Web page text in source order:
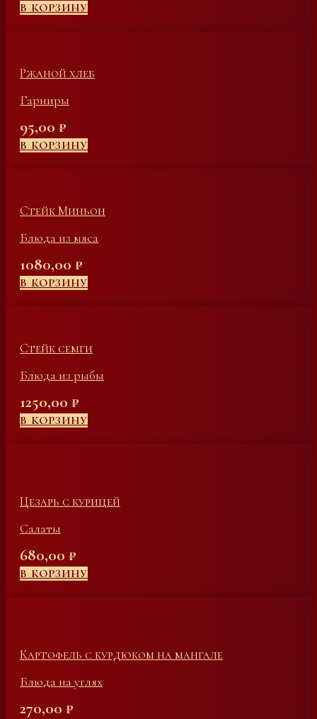
В КОРЗИНУ
Ржаной хлеб
Гарниры
95,00 ₽
В КОРЗИНУ
Стейк Миньон
Блюда из мяса
1080,00 ₽
В КОРЗИНУ
Стейк семги
Блюда из рыбы
1250,00 ₽
В КОРЗИНУ
Цезарь с курицей
Салаты
680,00 ₽
В КОРЗИНУ
Картофель с курдюком на мангале
Блюда на углях
270,00 ₽